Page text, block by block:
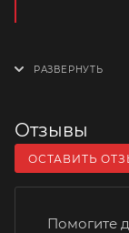
Отзывы
ОСТАВИТЬ
Помогите